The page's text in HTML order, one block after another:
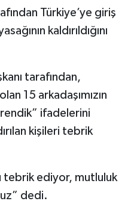
Türkiye’ye giriş
kaldırıldığını
tarafından,
15 arkadaşımızın
ifadelerini
kişileri tebrik
tebrik ediyor, mutluluk
dedi.